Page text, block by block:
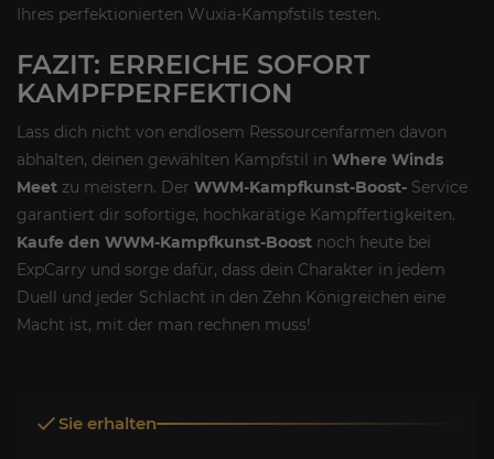
Ihres perfektionierten Wuxia-Kampfstils testen.
FAZIT: ERREICHE SOFORT
KAMPFPERFEKTION
Lass dich nicht von endlosem Ressourcenfarmen davon
abhalten, deinen gewählten Kampfstil in Where Winds
Meet zu meistern. Der WWM-Kampfkunst-Boost- Service
garantiert dir sofortige, hochkarätige Kampffertigkeiten.
Kaufe den WWM-Kampfkunst-Boost noch heute bei
ExpCarry und sorge dafür, dass dein Charakter in jedem
Duell und jeder Schlacht in den Zehn Königreichen eine
Macht ist, mit der man rechnen muss!
Sie erhalten